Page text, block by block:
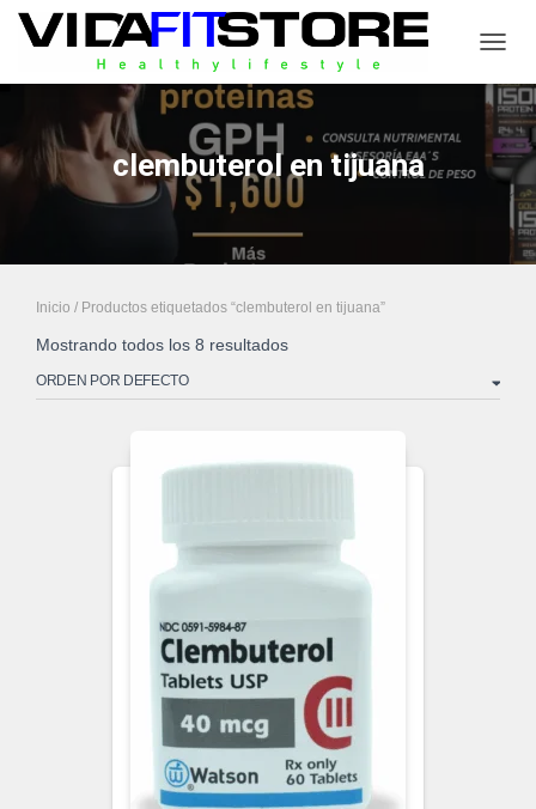
clembuterol en tijuana
Inicio / Productos etiquetados “clembuterol en tijuana”
Mostrando todos los 8 resultados